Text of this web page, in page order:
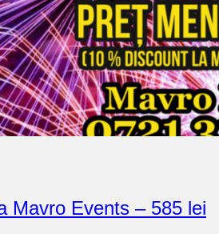
Mavro Events – 585 lei